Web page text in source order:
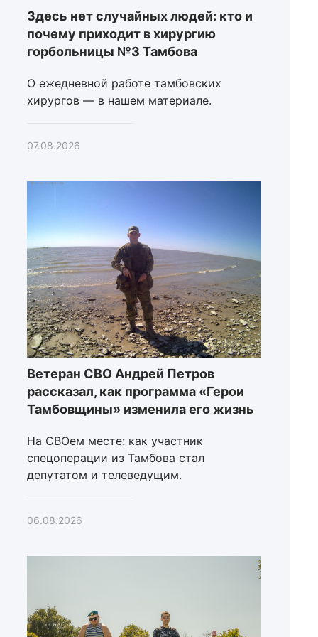
Здесь нет случайных людей: кто и
почему приходит в хирургию
горбольницы №3 Тамбова
О ежедневной работе тамбовских
хирургов — в нашем материале.
07.08.2026
Ветеран СВО Андрей Петров
рассказал, как программа «Герои
Тамбовщины» изменила его жизнь
На СВОем месте: как участник
спецоперации из Тамбова стал
депутатом и телеведущим.
06.08.2026